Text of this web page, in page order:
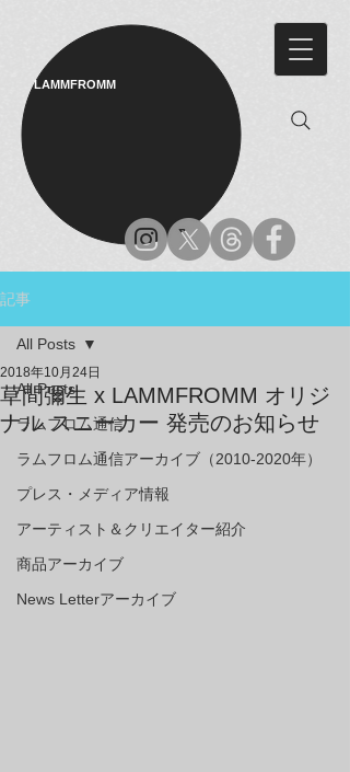
LAMMFROMM​
記事
All Posts
ラムフロム通信
ラムフロム通信アーカイブ（2010-2020年）
プレス・メディア情報
アーティスト＆クリエイター紹介
商品アーカイブ
News Letterアーカイブ
All Posts
草間彌生 x LAMMFROMM オリジ
ナル スニーカー 発売のお知らせ
2018年10月24日